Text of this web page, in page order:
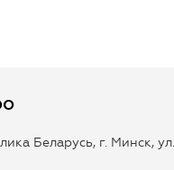
Беларусь, г. Минск,